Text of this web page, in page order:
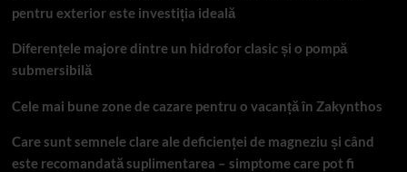
pentru exterior este investiția ideală
Diferențele majore dintre un hidrofor clasic și o pompă
submersibilă
Cele mai bune zone de cazare pentru o vacanță în Zakynthos
Care sunt semnele clare ale deficienței de magneziu și când
este recomandată suplimentarea – simptome care pot fi